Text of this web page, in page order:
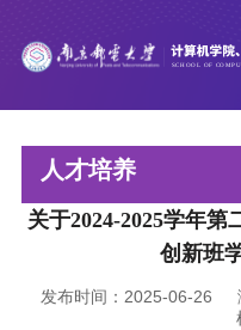
人才培养
关于2024-2025学年
创新班
发布时间：2025-06-26